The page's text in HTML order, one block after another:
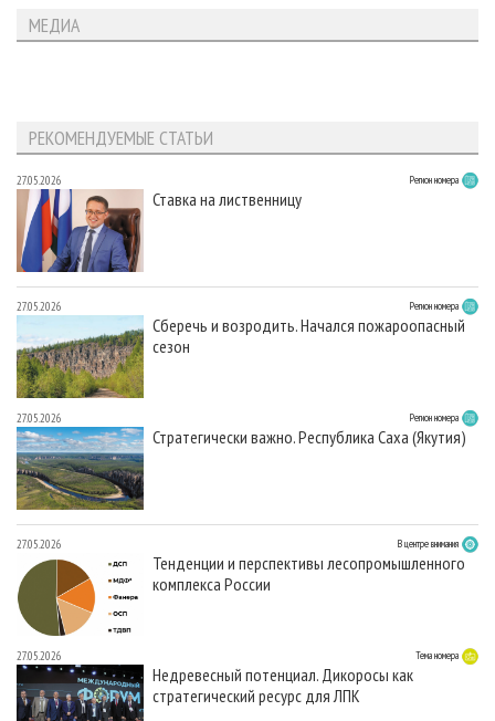
МЕДИА
РЕКОМЕНДУЕМЫЕ СТАТЬИ
27.05.2026 Регион номера
Ставка на лиственницу
27.05.2026 Регион номера
Сберечь и возродить. Начался пожароопасный
сезон
27.05.2026 Регион номера
Стратегически важно. Республика Саха (Якутия)
27.05.2026 В центре внимания
Тенденции и перспективы лесопромышленного
комплекса России
27.05.2026 Тема номера
Недревесный потенциал. Дикоросы как
стратегический ресурс для ЛПК